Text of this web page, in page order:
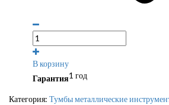
В корзину
Гарантия1 год
Категория: Тумбы металлические